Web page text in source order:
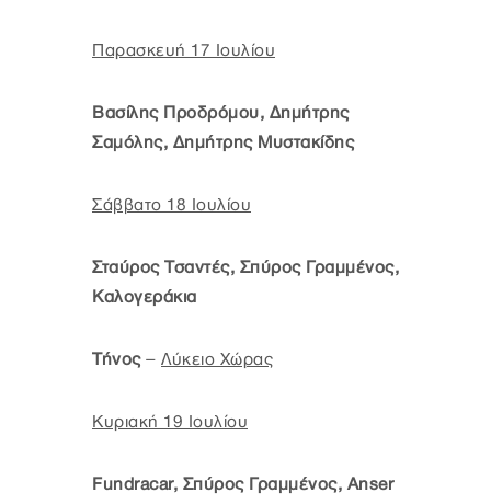
Παρασκευή 17 Ιουλίου
Βασίλης Προδρόμου, Δημήτρης
Σαμόλης, Δημήτρης Μυστακίδης
Σάββατο 18 Ιουλίου
Σταύρος Τσαντές, Σπύρος Γραμμένος,
Καλογεράκια
Τήνος – Λύκειο Χώρας
Κυριακή 19 Ιουλίου
Fundracar, Σπύρος Γραμμένος, Anser